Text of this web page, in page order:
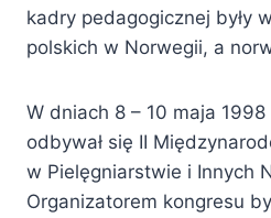
kadry pedagogicznej były
polskich w Norwegii, a
W dniach 8 – 10 maja
odbywał się II
w Pielęgniarstwie i Innych
Organizatorem kongresu